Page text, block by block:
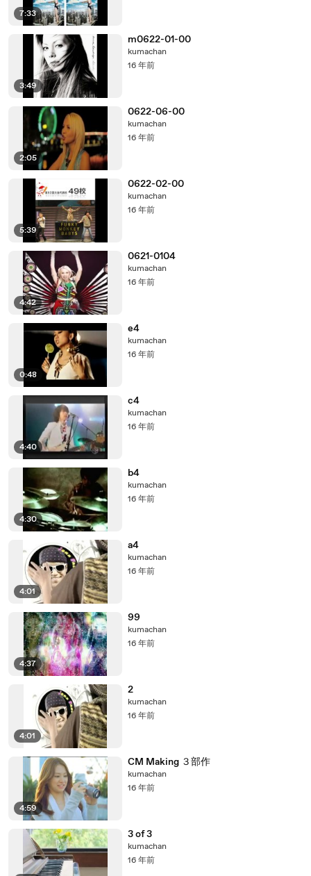
7:33
3:49
m0622-01-00
kumachan
16 年前
2:05
0622-06-00
kumachan
16 年前
5:39
0622-02-00
kumachan
16 年前
4:42
0621-0104
kumachan
16 年前
0:48
e4
kumachan
16 年前
4:40
c4
kumachan
16 年前
4:30
b4
kumachan
16 年前
4:01
a4
kumachan
16 年前
4:37
99
kumachan
16 年前
4:01
2
kumachan
16 年前
4:59
CM Making ３部作
kumachan
16 年前
3 of 3
kumachan
16 年前